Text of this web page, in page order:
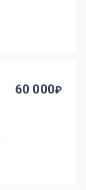
60 000